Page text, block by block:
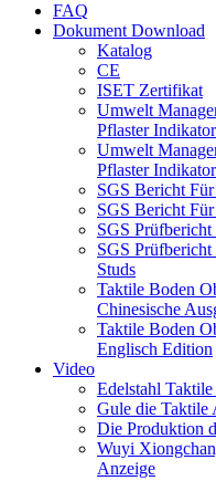
FAQ
Dokument Download
Katalog
CE
ISET Zertifikat
Umwelt
Pflaster
Umwelt
Pflaster
SGS Bericht
SGS Bericht
SGS
SGS
Studs
Taktile Boden
Chinesische
Taktile Boden
Englisch Edition
Video
Edelstahl
Gule die Taktile
Die Produktion
Wuyi
Anzeige